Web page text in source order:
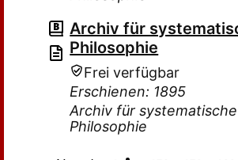
Archiv für
Philosophie
Frei verfügbar
Erschienen: 1895
Archiv für systematische
Philosophie